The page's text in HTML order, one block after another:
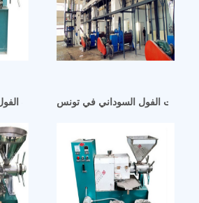
مشروع صغير لمعالجة زيت
زيت الفول السوداني في تونس